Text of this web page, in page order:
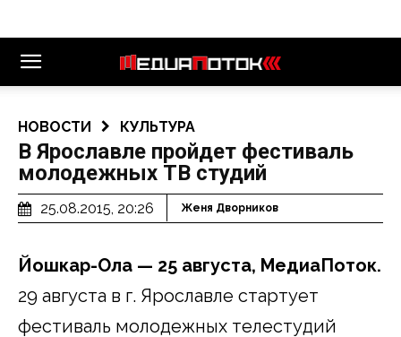
НОВОСТИ КУЛЬТУРА
В Ярославле пройдет фестиваль
молодежных ТВ студий
25.08.2015, 20:26 Женя Дворников
Йошкар-Ола — 25 августа, МедиаПоток.
29 августа в г. Ярославле стартует
фестиваль молодежных телестудий